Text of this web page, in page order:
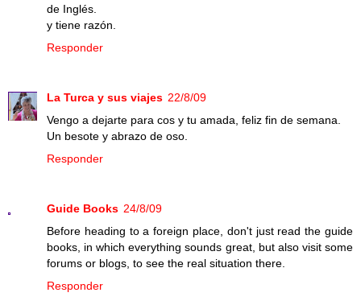
de Inglés.
y tiene razón.
Responder
La Turca y sus viajes 22/8/09
Vengo a dejarte para cos y tu amada, feliz fin de semana.
Un besote y abrazo de oso.
Responder
Guide Books 24/8/09
Before heading to a foreign place, don't just read the guide
books, in which everything sounds great, but also visit some
forums or blogs, to see the real situation there.
Responder